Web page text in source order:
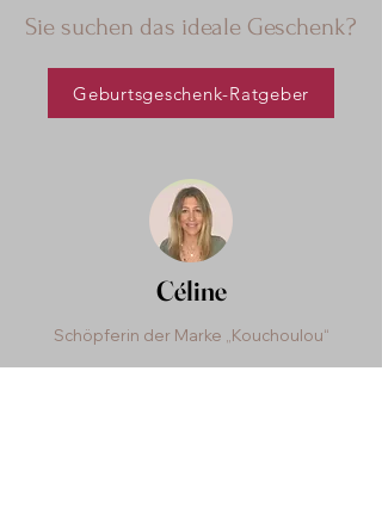
Sie suchen das ideale Geschenk?
Geburtsgeschenk-Ratgeber
Céline
Schöpferin der Marke „Kouchoulou“